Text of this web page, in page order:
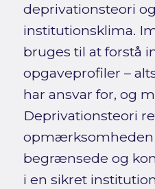
deprivationsteori
institutionsklima.
bruges til at forstå
opgaveprofiler –
har ansvar for, og
Deprivationsteori
opmærksomheden
begrænsede og
i en sikret